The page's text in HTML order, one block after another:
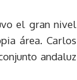
el gran nivel
área. Carlos
andaluz